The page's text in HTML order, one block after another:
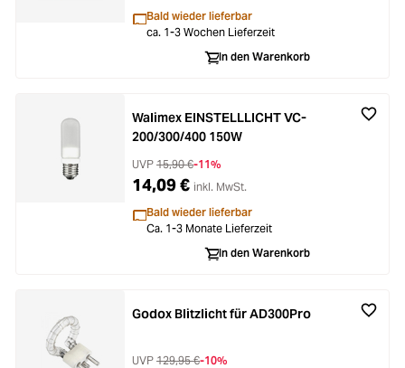
Bald wieder lieferbar
ca. 1-3 Wochen Lieferzeit
In den Warenkorb
Walimex EINSTELLLICHT VC-
200/300/400 150W
UVP 15,90 €-11%
14,09 € inkl. MwSt.
Bald wieder lieferbar
Ca. 1-3 Monate Lieferzeit
In den Warenkorb
Godox Blitzlicht für AD300Pro
UVP 129,95 €-10%